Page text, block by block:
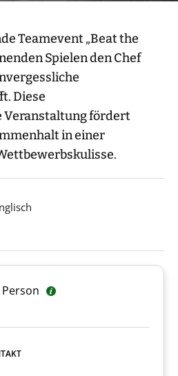
Teamevent „Beat the
Spielen den Chef
Diese
Veranstaltung fördert
in einer